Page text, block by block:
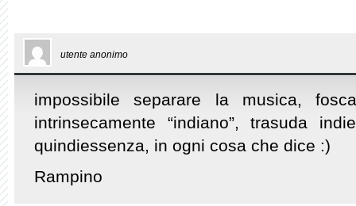
utente anonimo
impossibile separare la musica,
intrinsecamente “indiano”, trasuda
quindiessenza, in ogni cosa che dice :)
Rampino